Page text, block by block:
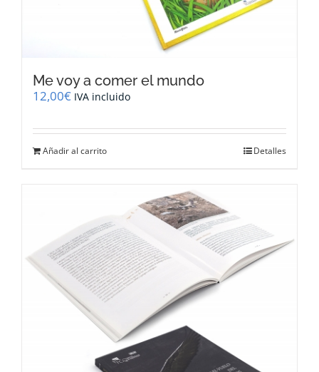
Me voy a comer el mundo
12,00€ IVA incluido
Añadir al carrito Detalles